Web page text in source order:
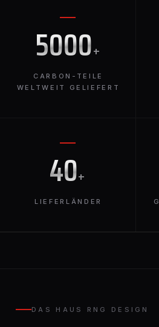
5000+
CARBON-TEILE
WELTWEIT GELIEFERT
40+
LIEFERLÄNDER
DAS HAUS RNG DESIGN